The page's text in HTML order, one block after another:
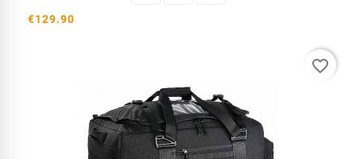
€129.90
favorite_border